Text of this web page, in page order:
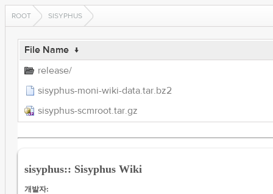
ROOT SISYPHUS
File Name ↓
release/
sisyphus-moni-wiki-data.tar.bz2
sisyphus-scmroot.tar.gz
sisyphus:: Sisyphus Wiki
개발자: